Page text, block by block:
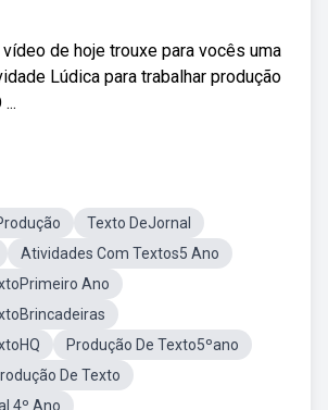
de hoje trouxe para vocês uma
Lúdica para trabalhar produção
Texto DeJornal
Atividades Com Textos5 Ano
Ano
Produção De Texto5ºano
De Texto
4º Ano